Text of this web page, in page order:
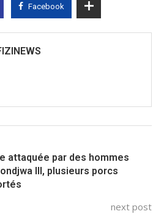
Facebook
attaquée par des hommes
III, plusieurs porcs
next post